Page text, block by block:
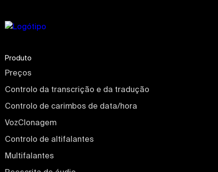
Produto
Preços
Controlo da transcrição e da tradução
Controlo de carimbos de data/hora
VozClonagem
Controlo de altifalantes
Multifalantes